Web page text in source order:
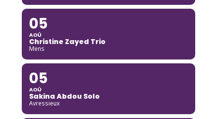
05
AOÛ
Christine Zayed Trio
Mens
05
AOÛ
Sakina Abdou Solo
Avressieux